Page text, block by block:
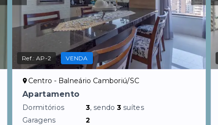
Ref.:AP-2 VENDA
Centro - Balneário Camboriú/SC
Apartamento
Dormitórios 3, sendo3 suítes
Garagens
2